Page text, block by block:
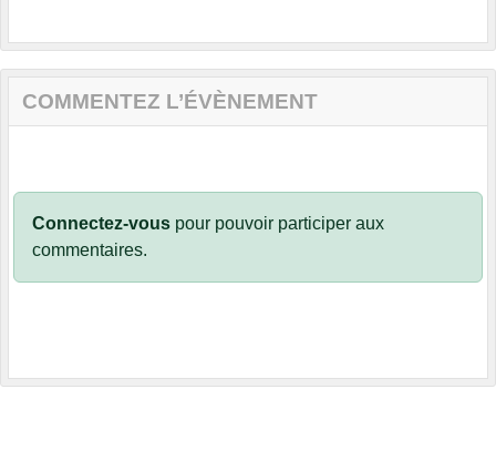
COMMENTEZ L’ÉVÈNEMENT
Connectez-vous pour pouvoir participer aux
commentaires.